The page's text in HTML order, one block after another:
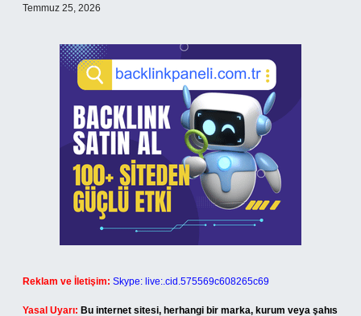
Temmuz 25, 2026
Reklam ve İletişim: Skype: live:.cid.575569c608265c69
Yasal Uyarı: Bu internet sitesi, herhangi bir marka, kurum veya şahıs